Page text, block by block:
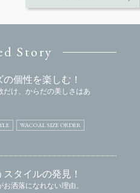
Story
個性を楽しむ！
だけ、からだの美しさはあ
WACOAL SIZE ORDER
タイルの発見！
お洒落になれない理由。